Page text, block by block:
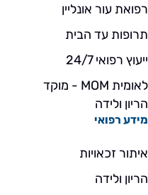
רפואת עור אונליין
תרופות עד הבית
ייעוץ רפואי 24/7
לאומית MOM - מוקד
הריון ולידה
מידע רפואי
איתור זכאויות
הריון ולידה